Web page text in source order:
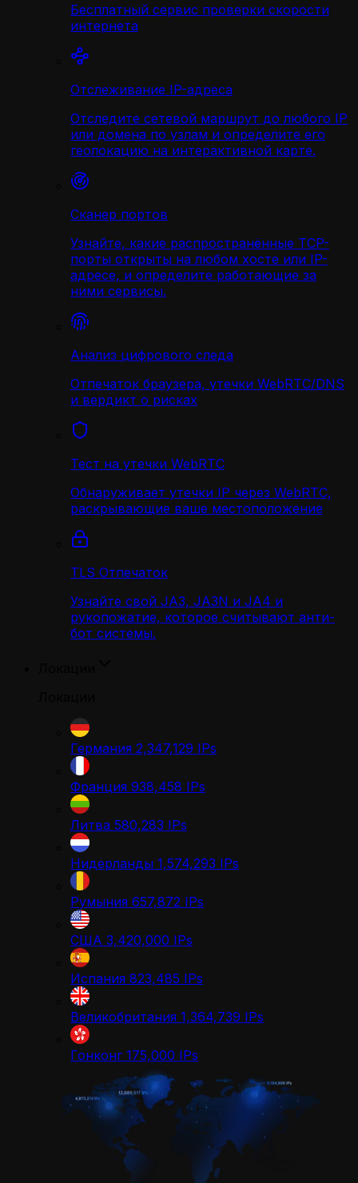
Бесплатный сервис проверки скорости
интернета
Отслеживание IP-адреса
Отследите сетевой маршрут до любого IP
или домена по узлам и определите его
геолокацию на интерактивной карте.
Сканер портов
Узнайте, какие распространённые TCP-
порты открыты на любом хосте или IP-
адресе, и определите работающие за
ними сервисы.
Анализ цифрового следа
Отпечаток браузера, утечки WebRTC/DNS
и вердикт о рисках
Тест на утечки WebRTC
Обнаруживает утечки IP через WebRTC,
раскрывающие ваше местоположение
TLS Отпечаток
Узнайте свой JA3, JA3N и JA4 и
рукопожатие, которое считывают анти-
бот системы.
Германия 2,347,129 IPs
Франция 938,458 IPs
Литва 580,283 IPs
Нидерланды 1,574,293 IPs
Румыния 657,872 IPs
США 3,420,000 IPs
Испания 823,485 IPs
Великобритания 1,364,739 IPs
Гонконг 175,000 IPs